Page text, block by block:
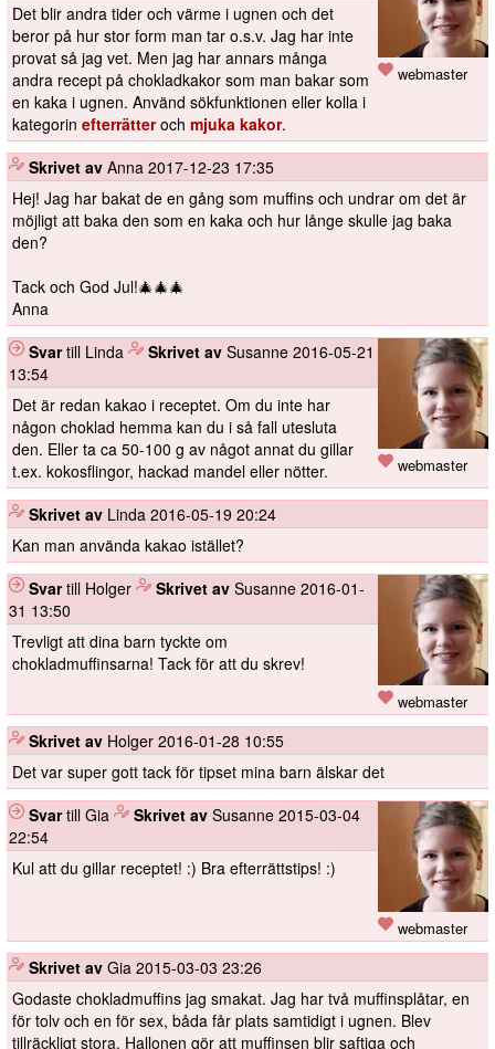
webmaster
Det blir andra tider och värme i ugnen och det
beror på hur stor form man tar o.s.v. Jag har inte
provat så jag vet. Men jag har annars många
andra recept på chokladkakor som man bakar som
en kaka i ugnen. Använd sökfunktionen eller kolla i
kategorin efterrätteroch mjuka kakor.
Skrivet av Anna 2017-12-23 17:35
Hej! Jag har bakat de en gång som muffins och undrar om det är
möjligt att baka den som en kaka och hur långe skulle jag baka
den?
Tack och God Jul!🎄🎄🎄
Anna
webmaster
Svartill Linda Skrivet av Susanne 2016-05-21
13:54
Det är redan kakao i receptet. Om du inte har
någon choklad hemma kan du i så fall utesluta
den. Eller ta ca 50-100 g av något annat du gillar
t.ex. kokosflingor, hackad mandel eller nötter.
Skrivet av Linda 2016-05-19 20:24
Kan man använda kakao istället?
webmaster
Svartill Holger Skrivet av Susanne 2016-01-
31 13:50
Trevligt att dina barn tyckte om
chokladmuffinsarna! Tack för att du skrev!
Skrivet av Holger 2016-01-28 10:55
Det var super gott tack för tipset mina barn älskar det
webmaster
Svartill Gia Skrivet av Susanne 2015-03-04
22:54
Kul att du gillar receptet! :) Bra efterrättstips! :)
Skrivet av Gia 2015-03-03 23:26
Godaste chokladmuffins jag smakat. Jag har två muffinsplåtar, en
för tolv och en för sex, båda får plats samtidigt i ugnen. Blev
tillräckligt stora. Hallonen gör att muffinsen blir saftiga och